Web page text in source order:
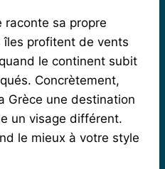
raconte sa propre
îles profitent de vents
le continent subit
Concrètement,
Grèce une destination
un visage différent.
le mieux à votre style